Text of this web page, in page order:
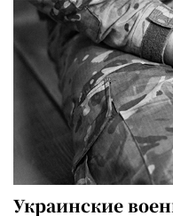
Украинские